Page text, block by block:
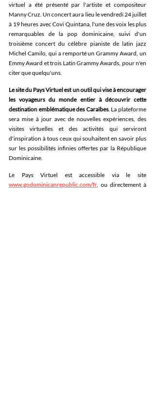
virtuel a été présenté par l'artiste et compositeur
Manny Cruz. Un concert aura lieu le vendredi 24 juillet
à 19 heures avec Covi Quintana, l'une des voix les plus
remarquables de la pop dominicaine, suivi d'un
troisième concert du célèbre pianiste de latin jazz
Michel Camilo, qui a remporté un Grammy Award, un
Emmy Award et trois Latin Grammy Awards, pour n'en
citer que quelqu'uns.
Le site du Pays Virtuel est un outil qui vise à encourager
les voyageurs du monde entier à découvrir cette
destination emblématique des Caraïbes. La plateforme
sera mise à jour avec de nouvelles expériences, des
visites virtuelles et des activités qui serviront
d'inspiration à tous ceux qui souhaitent en savoir plus
sur les possibilités infinies offertes par la République
Dominicaine.
www.godominicanrepublic.com/fr , ou directement à